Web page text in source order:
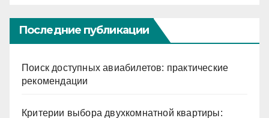
Последние публикации
Поиск доступных авиабилетов: практические
рекомендации
Критерии выбора двухкомнатной квартиры: